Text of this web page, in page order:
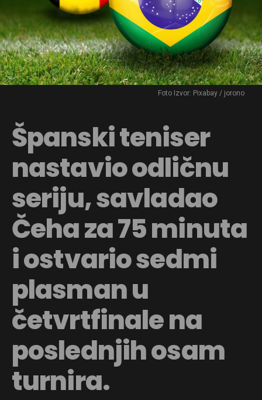
Foto Izvor: Pixabay / jorono
Španski teniser
nastavio odličnu
seriju, savladao
Čeha za 75 minuta
i ostvario sedmi
plasman u
četvrtfinale na
poslednjih osam
turnira.